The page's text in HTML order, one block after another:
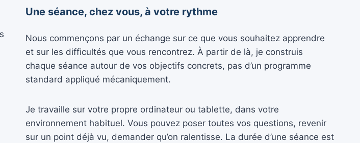
Une séance, chez vous, à votre rythme
Nous commençons par un échange sur ce que vous souhaitez apprendre
et sur les difficultés que vous rencontrez. À partir de là, je construis
chaque séance autour de vos objectifs concrets, pas d’un programme
standard appliqué mécaniquement.
Je travaille sur votre propre ordinateur ou tablette, dans votre
environnement habituel. Vous pouvez poser toutes vos questions, revenir
sur un point déjà vu, demander qu’on ralentisse. La durée d’une séance est